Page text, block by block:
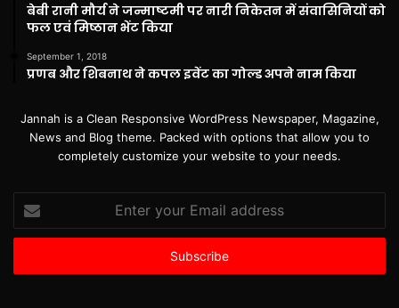
बेबी रानी मौर्य ने जन्माष्टमी पर नारी निकेतन में संवासिनियों को
फल एवं मिष्ठान भेंट किया
September 1, 2018
प्रणब और शिबनाथ ने कपल इवेंट का गोल्ड अपने नाम किया
Jannah is a Clean Responsive WordPress Newspaper, Magazine,
News and Blog theme. Packed with options that allow you to
completely customize your website to your needs.
your
Email